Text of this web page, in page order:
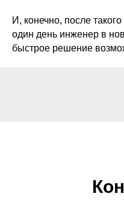
И, конечно, после
один день инженер в
быстрое решение